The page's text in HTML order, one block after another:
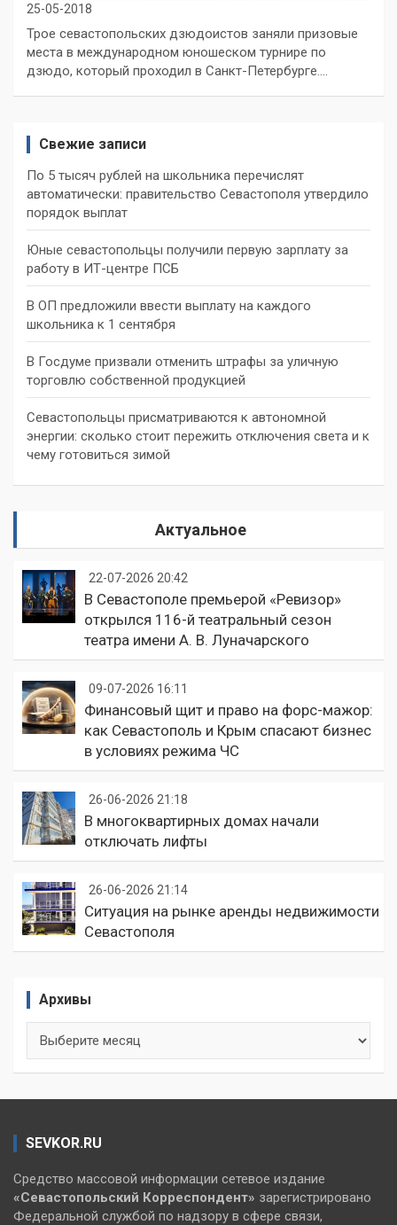
25-05-2018
Трое севастопольских дзюдоистов заняли призовые
места в международном юношеском турнире по
дзюдо, который проходил в Санкт-Петербурге.…
Свежие записи
По 5 тысяч рублей на школьника перечислят
автоматически: правительство Севастополя утвердило
порядок выплат
Юные севастопольцы получили первую зарплату за
работу в ИТ-центре ПСБ
В ОП предложили ввести выплату на каждого
школьника к 1 сентября
В Госдуме призвали отменить штрафы за уличную
торговлю собственной продукцией
Севастопольцы присматриваются к автономной
энергии: сколько стоит пережить отключения света и к
чему готовиться зимой
Актуальное
22-07-2026 20:42
В Севастополе премьерой «Ревизор»
открылся 116-й театральный сезон
театра имени А. В. Луначарского
09-07-2026 16:11
Финансовый щит и право на форс-мажор:
как Севастополь и Крым спасают бизнес
в условиях режима ЧС
26-06-2026 21:18
В многоквартирных домах начали
отключать лифты
26-06-2026 21:14
Ситуация на рынке аренды недвижимости
Севастополя
Архивы
SEVKOR.RU
Средство массовой информации сетевое издание
«Севастопольский Корреспондент» зарегистрировано
Федеральной службой по надзору в сфере связи,